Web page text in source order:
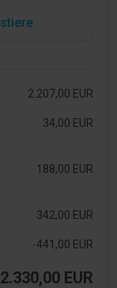
2.207,00 EUR
34,00 EUR
188,00 EUR
342,00 EUR
-441,00 EUR
2.330,00 EUR